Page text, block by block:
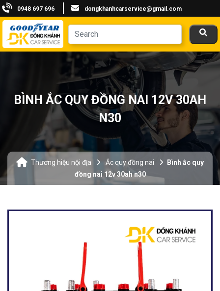
0948 697 696 dongkhanhcarservice@gmail.com
BÌNH ẮC QUY ĐỒNG NAI 12V 30AH
N30
Thương hiệu nội địa Ắc quy đồng nai
Bình ắc quy
đồng nai 12v 30ah n30